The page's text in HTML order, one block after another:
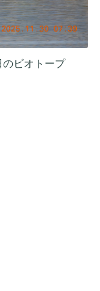
ビオトープ